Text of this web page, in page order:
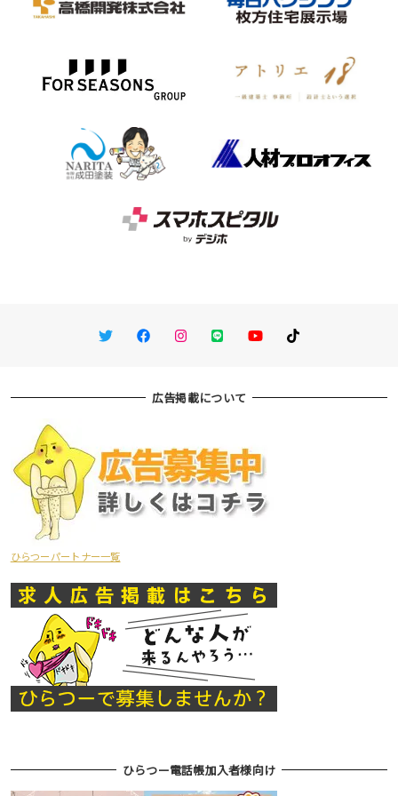
TwitterFacebookInstagram
LINE You TubeTikTok
広告掲載について
ひらつーパートナー一覧
ひらつー電話帳加入者様向け